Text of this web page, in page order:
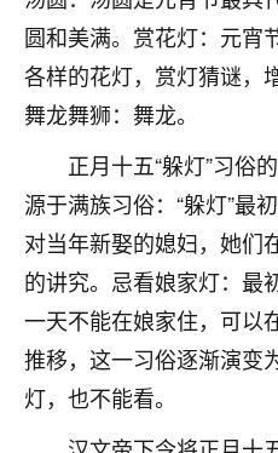
圆和美满。赏花灯：元宵
各样的花灯，赏灯猜谜，
舞龙舞狮：舞龙。
正月十五“躲灯”习俗
源于满族习俗：“躲灯”最
对当年新娶的媳妇，她们
的讲究。忌看娘家灯：最
一天不能在娘家住，可以
推移，这一习俗逐渐演变
灯，也不能看。
青春168
我也想要，我也想要！
2天前 来自山西
Jessica李
老师做不做超度法事？
刚去世了。
七零老顽童：我母
做梦梦见她，后来
师，安排了超度法
了，一开始是半信
超度，现在看来，